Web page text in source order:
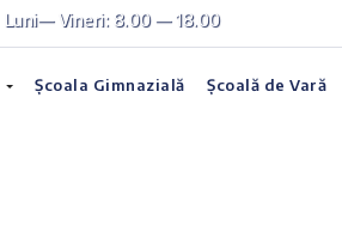
Luni— Vineri: 8.00 — 18.00
Școala Gimnazială Școală de Vară